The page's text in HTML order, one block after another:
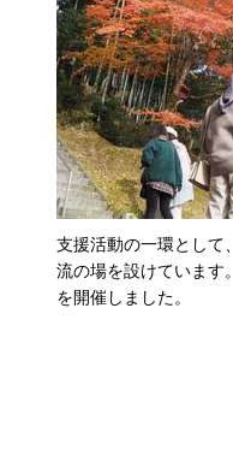
支援活動の一環として
流の場を設けています
を開催しました。